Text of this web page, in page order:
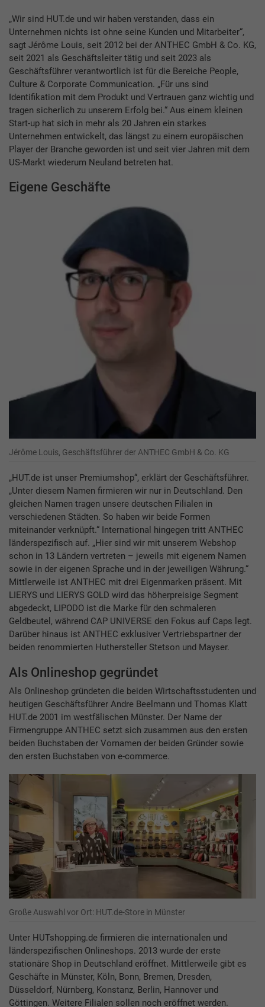
„Wir sind HUT.de und wir haben verstanden, dass ein
Unternehmen nichts ist ohne seine Kunden und Mitarbeiter“,
sagt Jérôme Louis, seit 2012 bei der ANTHEC GmbH & Co. KG,
seit 2021 als Geschäftsleiter tätig und seit 2023 als
Geschäftsführer verantwortlich ist für die Bereiche People,
Culture & Corporate Communication. „Für uns sind
Identifikation mit dem Produkt und Vertrauen ganz wichtig und
tragen sicherlich zu unserem Erfolg bei.“ Aus einem kleinen
Start-up hat sich in mehr als 20 Jahren ein starkes
Unternehmen entwickelt, das längst zu einem europäischen
Player der Branche geworden ist und seit vier Jahren mit dem
US-Markt wiederum Neuland betreten hat.
Eigene Geschäfte
Jérôme Louis, Geschäftsführer der ANTHEC GmbH & Co. KG
„HUT.de ist unser Premiumshop“, erklärt der Geschäftsführer.
„Unter diesem Namen firmieren wir nur in Deutschland. Den
gleichen Namen tragen unsere deutschen Filialen in
verschiedenen Städten. So haben wir beide Formen
miteinander verknüpft.“ International hingegen tritt ANTHEC
länderspezifisch auf. „Hier sind wir mit unserem Webshop
schon in 13 Ländern vertreten – jeweils mit eigenem Namen
sowie in der eigenen Sprache und in der jeweiligen Währung.“
Mittlerweile ist ANTHEC mit drei Eigenmarken präsent. Mit
LIERYS und LIERYS GOLD wird das höherpreisige Segment
abgedeckt, LIPODO ist die Marke für den schmaleren
Geldbeutel, während CAP UNIVERSE den Fokus auf Caps legt.
Darüber hinaus ist ANTHEC exklusiver Vertriebspartner der
beiden renommierten Huthersteller Stetson und Mayser.
Als Onlineshop gegründet
Als Onlineshop gründeten die beiden Wirtschaftsstudenten und
heutigen Geschäftsführer Andre Beelmann und Thomas Klatt
HUT.de 2001 im westfälischen Münster. Der Name der
Firmengruppe ANTHEC setzt sich zusammen aus den ersten
beiden Buchstaben der Vornamen der beiden Gründer sowie
den ersten Buchstaben von e-commerce.
Große Auswahl vor Ort: HUT.de-Store in Münster
Unter HUTshopping.de firmieren die internationalen und
länderspezifischen Onlineshops. 2013 wurde der erste
stationäre Shop in Deutschland eröffnet. Mittlerweile gibt es
Geschäfte in Münster, Köln, Bonn, Bremen, Dresden,
Düsseldorf, Nürnberg, Konstanz, Berlin, Hannover und
Göttingen. Weitere Filialen sollen noch eröffnet werden.